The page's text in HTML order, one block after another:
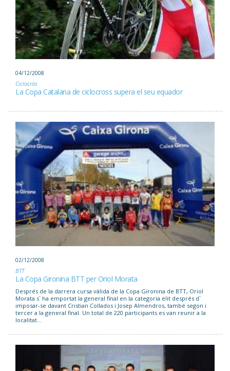
04/12/2008
Ciclocròs
La Copa Catalana de ciclocross supera el seu equador
02/12/2008
BTT
La Copa Gironina BTT per Oriol Morata
Després de la darrera cursa vàlida de la Copa Gironina de BTT, Oriol
Morata s´ ha emportat la general final en la categoria elit després d´
imposar-se davant Cristian Collados i Josep Almendros, també segon i
tercer a la general final. Un total de 220 participants es van reunir a la
localitat...